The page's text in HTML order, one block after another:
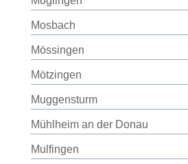
Mosbach
Mössingen
Mötzingen
Muggensturm
Mühlheim an der Donau
Mulfingen